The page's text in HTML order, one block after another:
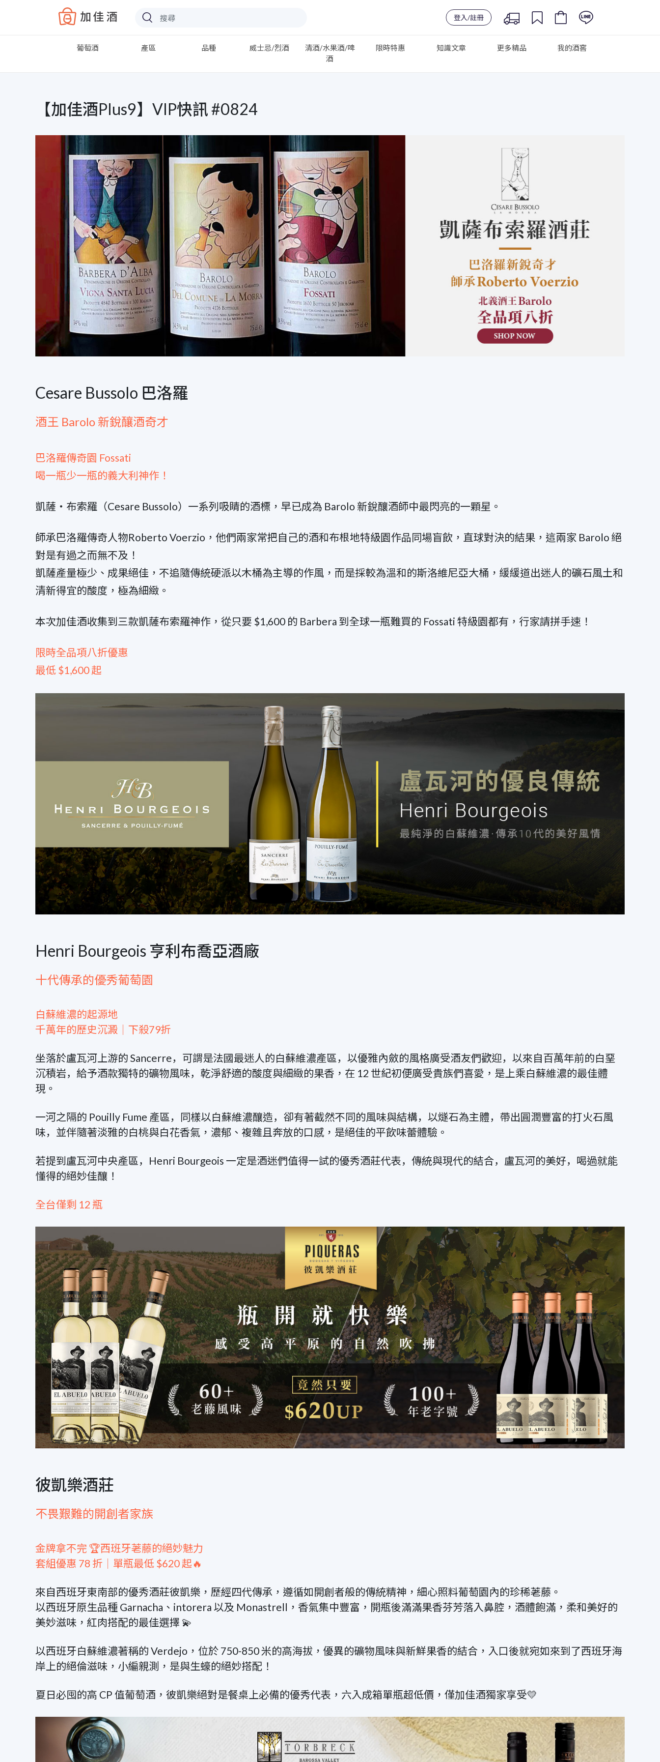
Baccus
登入/註冊
葡萄酒 產區 品種 威士忌/烈酒
清酒/水果酒/啤
酒
限時特惠 知識文章 更多精品 我的酒窖
【加佳酒Plus9】VIP快訊 #0824
Cesare Bussolo 巴洛羅
酒王 Barolo 新銳釀酒奇才
巴洛羅傳奇園 Fossati
喝一瓶少一瓶的義大利神作！
凱薩・布索羅（Cesare Bussolo）一系列吸睛的酒標，早已成為 Barolo 新銳釀酒師中最閃亮的一顆星。
師承巴洛羅傳奇人物Roberto Voerzio，他們兩家常把自己的酒和布根地特級園作品同場盲飲，直球對決的結果，這兩家 Barolo 絕
對是有過之而無不及！
凱薩產量極少、成果絕佳，不追隨傳統硬派以木桶為主導的作風，而是採較為溫和的斯洛維尼亞大桶，緩緩道出迷人的礦石風土和
清新得宜的酸度，極為細緻。
本次加佳酒收集到三款凱薩布索羅神作，從只要 $1,600 的 Barbera 到全球一瓶難買的 Fossati 特級園都有，行家請拼手速！
限時全品項八折優惠
最低 $1,600 起
Henri Bourgeois 亨利布喬亞酒廠
十代傳承的優秀葡萄園
白蘇維濃的起源地
千萬年的歷史沉澱｜下殺79折
坐落於盧瓦河上游的 Sancerre，︀可謂是法國最迷人的白蘇維濃產區，︀以優雅內斂的風格廣受酒友們歡迎，︀以來自百萬年前的白堊
沉積岩，︀給予酒款獨特的礦物風味，︀乾淨舒適的酸度與細緻的果香，在 12 世紀初便廣受貴族們喜愛，是上乘白蘇維濃的最佳體
現。
一河之隔的 Pouilly Fume 產區，︀同樣以白蘇維濃釀造，︀卻有著截然不同的風味與結構，︀以燧石為主體，︀帶出圓潤豐富的打火石風
味，︀並伴隨著淡雅的白桃與白花香氣，濃郁、複雜且奔放的口感，是絕佳的平飲味蕾體驗。
若提到盧瓦河中央產區，︀Henri Bourgeois 一定是酒迷們值得一試的優秀酒莊代表，︀傳統與現代的結合，︀盧瓦河的美好，︀喝過就能
懂得的絕妙佳釀！
全台僅剩 12 瓶
彼凱樂酒莊
不畏艱難的開創者家族
金牌拿不完 🏆西班牙荖藤的絕妙魅力
套組優惠 78 折｜單瓶最低 $620 起🔥
來自西班牙東南部的優秀酒莊彼凱樂，歷經四代傳承，遵循如開創者般的傳統精神，細心照料葡萄園內的珍稀荖藤。
以西班牙原生品種 Garnacha、intorera 以及 Monastrell，香氣集中豐富，開瓶後滿滿果香芬芳落入鼻腔，酒體飽滿，柔和美好的
美妙滋味，紅肉搭配的最佳選擇 💫
以西班牙白蘇維濃著稱的 Verdejo，位於 750-850 米的高海拔，優異的礦物風味與新鮮果香的結合，入口後就宛如來到了西班牙海
岸上的絕倫滋味，小編親測，是與生蠔的絕妙搭配！
夏日必囤的高 CP 值葡萄酒，彼凱樂絕對是餐桌上必備的優秀代表，六入成箱單瓶超低價，僅加佳酒獨家享受💛